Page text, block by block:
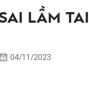
LẦM
04/11/2023